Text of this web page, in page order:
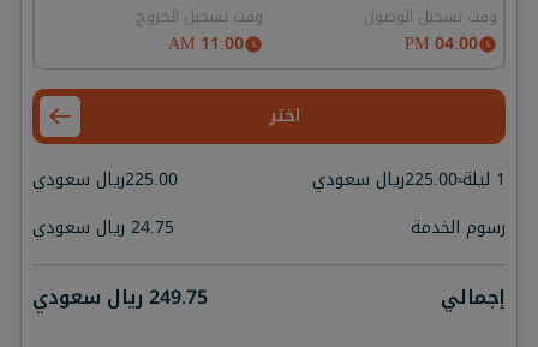
وقت تسجيل الوصول
04:00 PM
وقت تسجيل الخروج
11:00 AM
اختر
1 ليلة
x
225.00ريال سعودي 225.00ريال سعودي
رسوم الخدمة
24.75 ريال سعودي
إجمالي 249.75ريال سعودي